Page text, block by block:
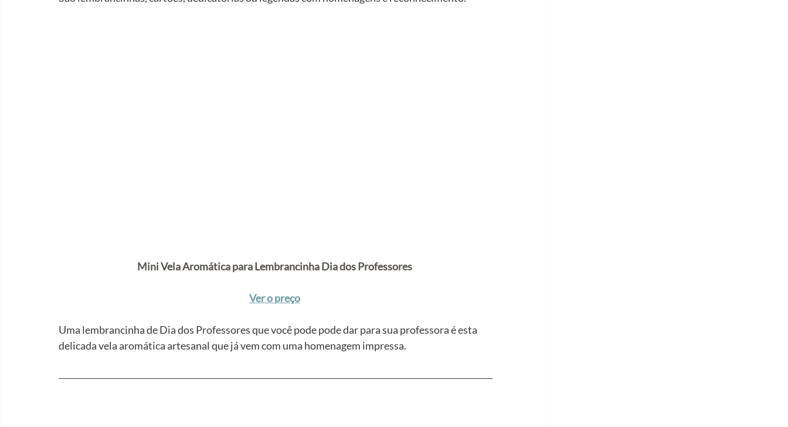
Mini Vela Aromática para Lembrancinha Dia dos Professores
Ver o preço
Uma lembrancinha de Dia dos Professores que você pode pode dar para sua professora é esta
delicada vela aromática artesanal que já vem com uma homenagem impressa.